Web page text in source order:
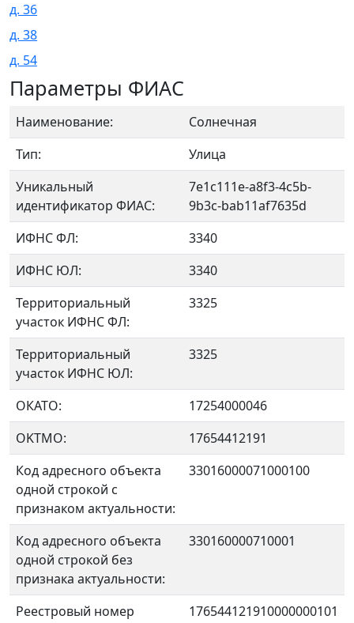
д. 36
д. 38
д. 54
Параметры ФИАС
Наименование:
Солнечная
Тип:
Улица
Уникальный
идентификатор ФИАС:
7e1c111e-a8f3-4c5b-
9b3c-bab11af7635d
ИФНС ФЛ:
3340
ИФНС ЮЛ:
3340
Территориальный
участок ИФНС ФЛ:
3325
Территориальный
участок ИФНС ЮЛ:
3325
ОКАТО:
17254000046
OKTMO:
17654412191
Код адресного объекта
одной строкой с
признаком актуальности:
33016000071000100
Код адресного объекта
одной строкой без
признака актуальности:
330160000710001
Реестровый номер
176544121910000000101